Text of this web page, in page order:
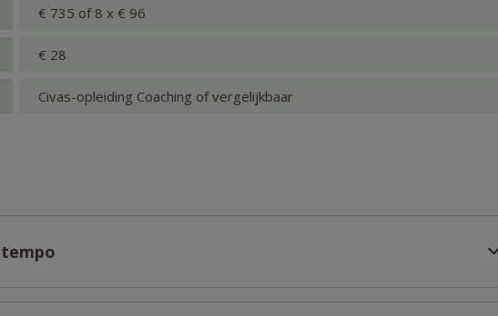
€ 735 of 8 x € 96
€ 28
Civas-opleiding Coaching of vergelijkbaar